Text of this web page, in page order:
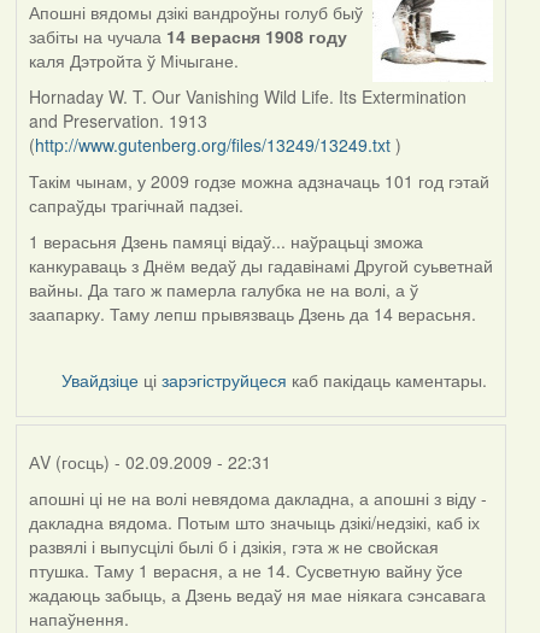
In
reply
to
by
АV
(госць)
Апошні вядомы дзікі вандроўны голуб быў
забіты на чучала 14 верасня 1908 году
каля Дэтройта ў Мічыгане.
Hornaday W. T. Our Vanishing Wild Life. Its Extermination
and Preservation. 1913
(http://www.gutenberg.org/files/13249/13249.txt )
Такім чынам, у 2009 годзе можна адзначаць 101 год гэтай
сапраўды трагічнай падзеі.
1 верасьня Дзень памяці відаў... наўрацьці зможа
канкураваць з Днём ведаў ды гадавінамі Другой суьветнай
вайны. Да таго ж памерла галубка не на волі, а ў
заапарку. Таму лепш прывязваць Дзень да 14 верасьня.
Увайдзіце цізарэгіструйцеся каб пакідаць каментары.
АV (госць) - 02.09.2009 - 22:31
In
reply
to
by
Harrier
апошні ці не на волі невядома дакладна, а апошні з віду -
дакладна вядома. Потым што значыць дзікі/недзікі, каб іх
развялі і выпусцілі былі б і дзікія, гэта ж не свойская
птушка. Таму 1 верасня, а не 14. Сусветную вайну ўсе
жадаюць забыць, а Дзень ведаў ня мае ніякага сэнсавага
напаўнення.